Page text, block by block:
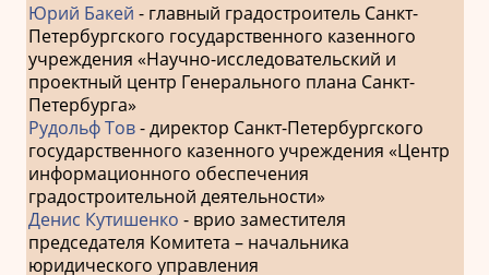
Юрий Бакей - главный градостроитель Санкт-
Петербургского государственного казенного
учреждения «Научно-исследовательский и
проектный центр Генерального плана Санкт-
Петербурга»
Рудольф Тов- директор Санкт-Петербургского
государственного казенного учреждения «Центр
информационного обеспечения
градостроительной деятельности»
Денис Кутишенко - врио заместителя
председателя Комитета – начальника
юридического управления